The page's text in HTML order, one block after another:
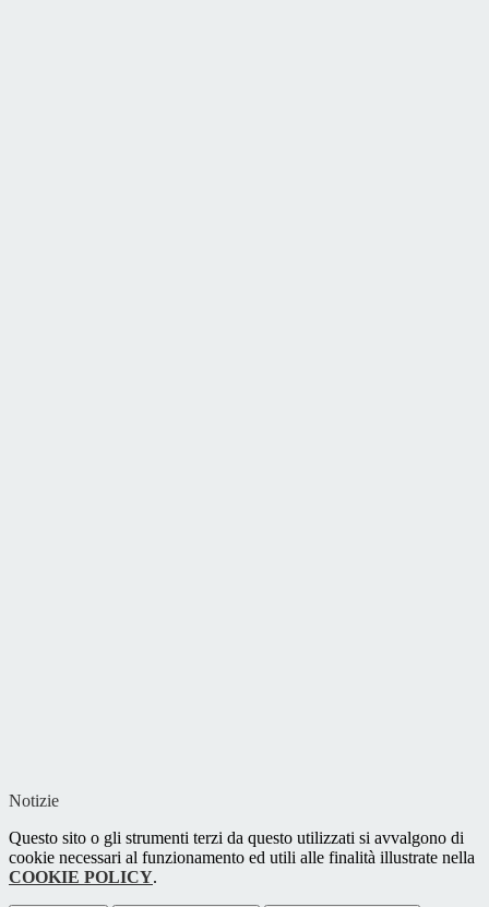
Notizie
Questo sito o gli strumenti terzi da questo utilizzati si avvalgono di
cookie necessari al funzionamento ed utili alle finalità illustrate nella
COOKIE POLICY.